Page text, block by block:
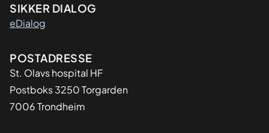
SIKKER DIALOG
eDialog
Adresse
POSTADRESSE
St. Olavs hospital HF
Postboks 3250 Torgarden
7006 Trondheim